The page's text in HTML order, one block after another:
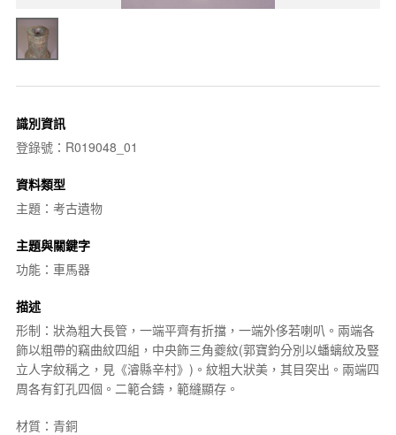
識別資訊
登錄號：R019048_01
資料類型
主題：考古遺物
主題與關鍵字
功能：車馬器
描述
形制：狀為粗大長管，一端平齊有折擋，一端外侈若喇叭。兩端各
飾以粗帶的竊曲紋四組，中央飾三角夔紋(郭寶鈞分別以蟠螭紋及豎
立人字紋稱之，見《濬縣辛村》)。紋粗大狀美，其目突出。兩端四
周各有釘孔四個。二範合鑄，範縫顯存。
材質：青銅